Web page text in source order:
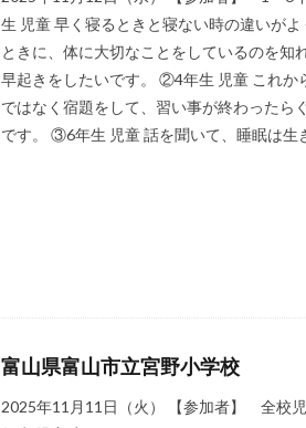
生 児童 早く寝るときと寝ない時の違いが
ときに、体に大切なことをしているのを知
早起きをしたいです。 ②4年生 児童 これか
ではなく宿題をして、習い事が終わったら
です。 ③6年生 児童 話を聞いて、睡眠は生
富山県富山市立宮野小学校
2025年11月11日（火） 【参加者】 全校